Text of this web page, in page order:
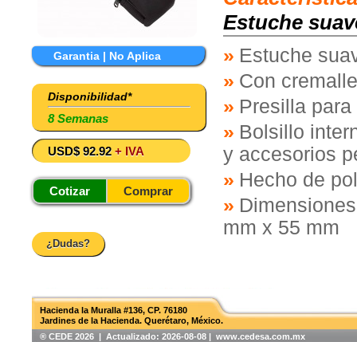
Garantia | No Aplica
Disponibilidad*
8 Semanas
USD$ 92.92 + IVA
Cotizar Comprar
¿Dudas?
Estuche
Estuche
Con
Presilla
Bolsillo
y accesorios
Hecho de
mm x 55 mm
Hacienda la Muralla #136, CP. 76180
Jardines de la Hacienda. Querétaro, México.
®️ CEDE 2026 | Actualizado: 2026-08-08 | www.cedesa.com.mx